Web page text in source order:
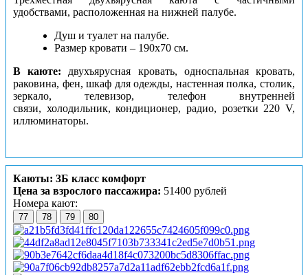
удобствами, расположенная на нижней палубе.
Душ и туалет на палубе.
Размер кровати – 190х70 см.
В каюте: двухъярусная кровать, односпальная кровать,
раковина, фен, шкаф для одежды, настенная полка, столик,
зеркало, телевизор, телефон внутренней
связи, холодильник, кондиционер, радио, розетки 220 V,
иллюминаторы.
Каюты: 3Б класс комфорт
Цена за взрослого пассажира: 51400 рублей
Номера кают:
77 78 79 80